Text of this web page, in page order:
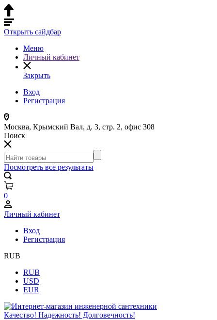
Открыть сайдбар
Меню
Личный кабинет
Закрыть
Вход
Регистрация
Москва, Крымский Вал, д. 3, стр. 2, офис 308
Поиск
Посмотреть все результаты
0
Личный кабинет
Вход
Регистрация
RUB
RUB
USD
EUR
Качество! Надежность! Долговечность!